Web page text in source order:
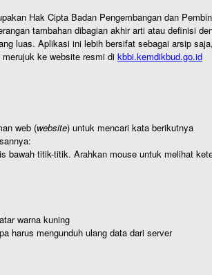
Hak Cipta Badan Pengembangan dan
tambahan dibagian akhir arti atau definisi
luas. Aplikasi ini lebih bersifat sebagai arsip
ke website resmi di kbbi.kemdikbud.go.id
web (website) untuk mencari kata berikutnya
bawah titik-titik. Arahkan mouse untuk melihat
warna kuning
harus mengunduh ulang data dari server